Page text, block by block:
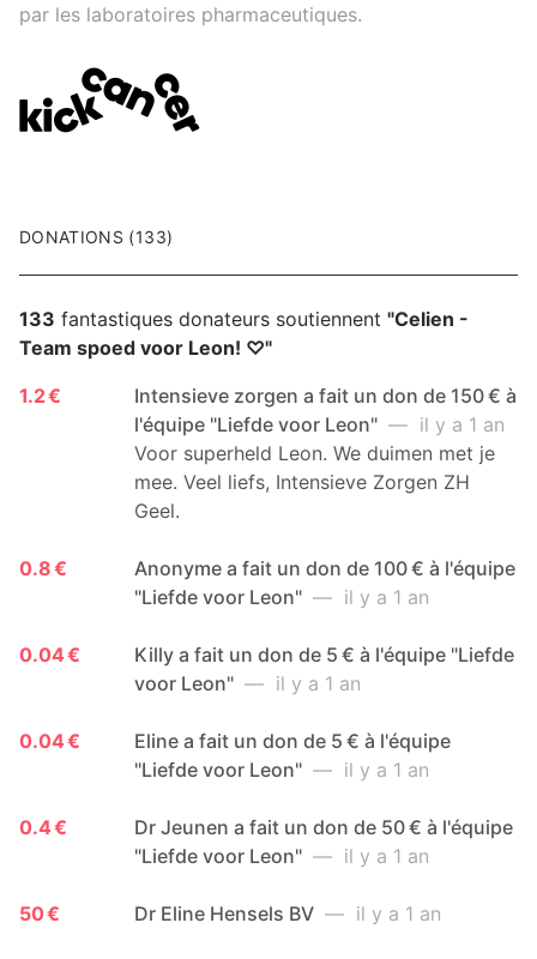
par les laboratoires pharmaceutiques.
DONATIONS (133)
133 fantastiques donateurs soutiennent "Celien -
Team spoed voor Leon! ♡"
1.2 €
Intensieve zorgen a fait un don de 150 € à
l'équipe "Liefde voor Leon" — il y a 1 an
Voor superheld Leon. We duimen met je
mee. Veel liefs, Intensieve Zorgen ZH
Geel.
0.8 €
Anonyme a fait un don de 100 € à l'équipe
"Liefde voor Leon" — il y a 1 an
0.04 €
Killy a fait un don de 5 € à l'équipe "Liefde
voor Leon" — il y a 1 an
0.04 €
Eline a fait un don de 5 € à l'équipe
"Liefde voor Leon" — il y a 1 an
0.4 €
Dr Jeunen a fait un don de 50 € à l'équipe
"Liefde voor Leon" — il y a 1 an
50 € Dr Eline Hensels BV — il y a 1 an